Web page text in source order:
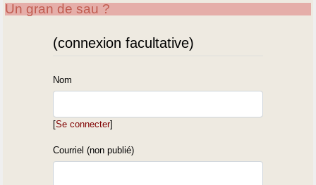
Un gran de sau ?
(connexion facultative)
Nom
[Se connecter]
Courriel (non publié)